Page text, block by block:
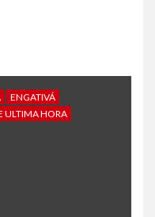
ENGATIVÁ
ULTIMA HORA